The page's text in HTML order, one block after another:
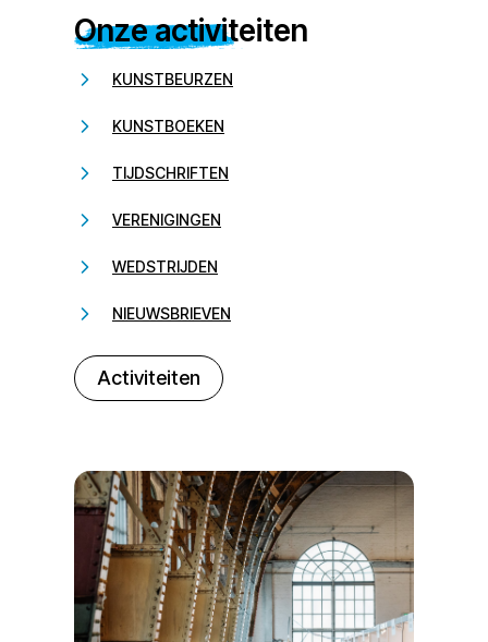
Onze activiteiten
KUNSTBEURZEN
KUNSTBOEKEN
TIJDSCHRIFTEN
VERENIGINGEN
WEDSTRIJDEN
NIEUWSBRIEVEN
Activiteiten
232323